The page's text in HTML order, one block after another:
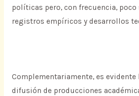
políticas pero, con frecuencia, poco
registros empíricos y desarrollos
Complementariamente, es evidente
difusión de producciones